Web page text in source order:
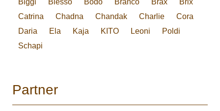
Biggi
Blesso Bodo Branco Brax
Brix
Catrina
Chadna Chandak Charlie
Cora
Daria
Ela Kaja KITO Leoni
Poldi
Schapi
Partner